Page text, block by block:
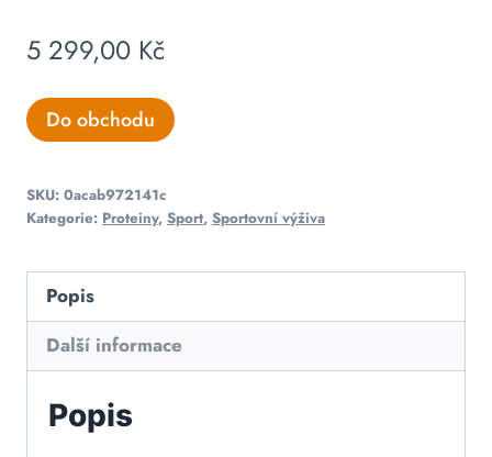
5 299,00 Kč
Do obchodu
SKU: 0acab972141c
Kategorie: Proteiny, Sport, Sportovní výživa
Popis
Další informace
Popis